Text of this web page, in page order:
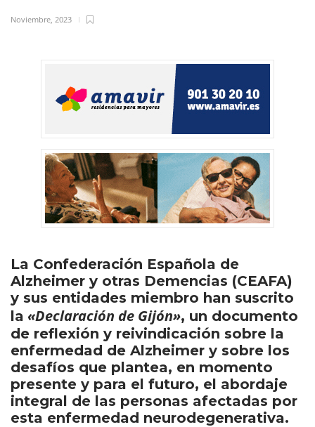
Noviembre, 2023
La Confederación Española de
Alzheimer y otras Demencias (CEAFA)
y sus entidades miembro han suscrito
la «Declaración de Gijón», un documento
de reflexión y reivindicación sobre la
enfermedad de Alzheimer y sobre los
desafíos que plantea, en momento
presente y para el futuro, el abordaje
integral de las personas afectadas por
esta enfermedad neurodegenerativa.